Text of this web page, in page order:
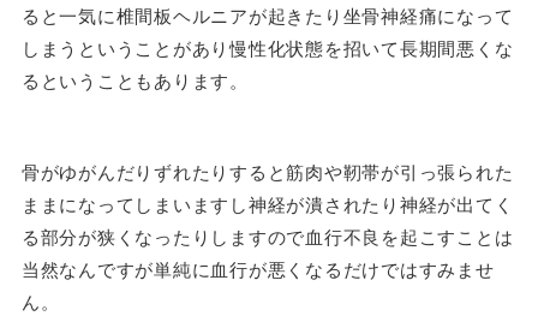
ると一気に椎間板ヘルニアが起きたり坐骨神経痛になって
しまうということがあり慢性化状態を招いて長期間悪くな
るということもあります。
骨がゆがんだりずれたりすると筋肉や靭帯が引っ張られた
ままになってしまいますし神経が潰されたり神経が出てく
る部分が狭くなったりしますので血行不良を起こすことは
当然なんですが単純に血行が悪くなるだけではすみませ
ん。